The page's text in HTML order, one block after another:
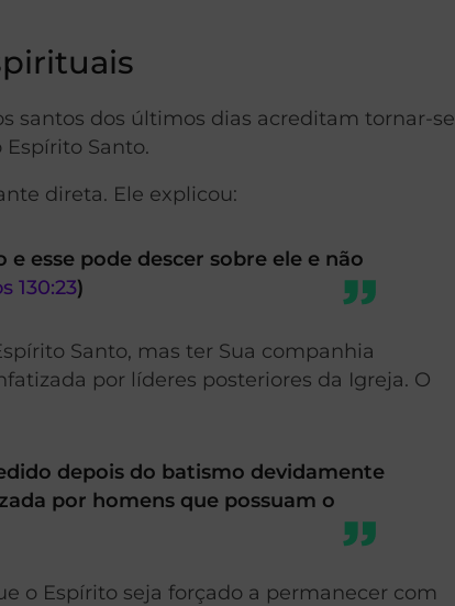
santos dos últimos dias acreditam tornar-se
Santo.
direta. Ele explicou:
esse pode descer sobre ele e não
130:23)
Santo, mas ter Sua companhia
por líderes posteriores da Igreja. O
depois do batismo devidamente
por homens que possuam o
o Espírito seja forçado a permanecer com